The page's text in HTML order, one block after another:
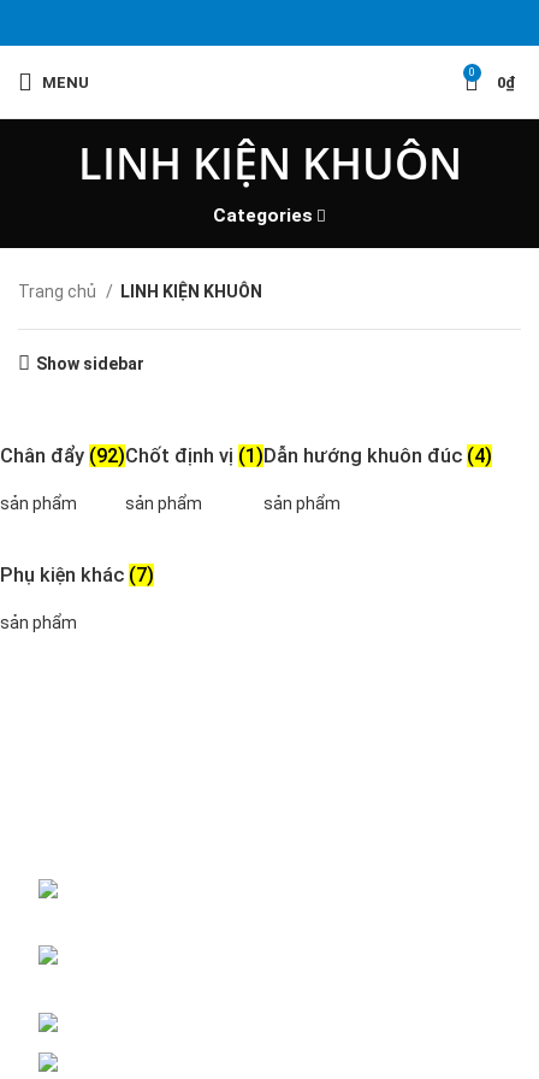
MENU
0
0₫
LINH KIỆN KHUÔN
Categories
Trang chủ LINH KIỆN KHUÔN
Show sidebar
Chân đẩy (92)
sản phẩm
Chốt định vị (1)
sản phẩm
Dẫn hướng khuôn đúc (4)
sản phẩm
Phụ kiện khác (7)
sản phẩm